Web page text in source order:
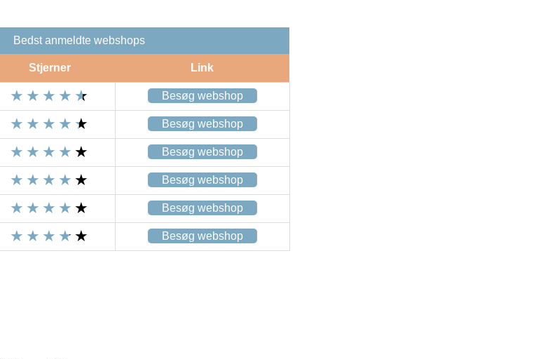
Bedst anmeldte webshops
Stjerner Link
Besøg webshop
Besøg webshop
Besøg webshop
Besøg webshop
Besøg webshop
Besøg webshop